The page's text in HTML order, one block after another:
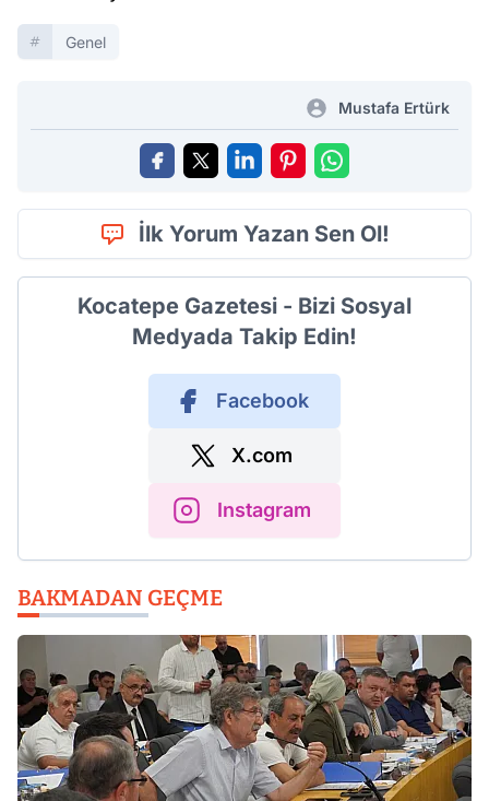
Genel
Mustafa Ertürk
İlk Yorum Yazan Sen Ol!
Kocatepe Gazetesi - Bizi Sosyal
Medyada Takip Edin!
Facebook
X.com
Instagram
BAKMADAN GEÇME